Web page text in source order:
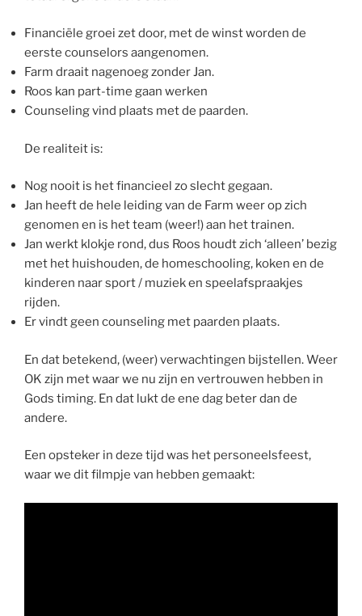
Financiële groei zet door, met de winst worden de
eerste counselors aangenomen.
Farm draait nagenoeg zonder Jan.
Roos kan part-time gaan werken
Counseling vind plaats met de paarden.
De realiteit is:
Nog nooit is het financieel zo slecht gegaan.
Jan heeft de hele leiding van de Farm weer op zich
genomen en is het team (weer!) aan het trainen.
Jan werkt klokje rond, dus Roos houdt zich ‘alleen’ bezig
met het huishouden, de homeschooling, koken en de
kinderen naar sport / muziek en speelafspraakjes
rijden.
Er vindt geen counseling met paarden plaats.
En dat betekend, (weer) verwachtingen bijstellen. Weer
OK zijn met waar we nu zijn en vertrouwen hebben in
Gods timing. En dat lukt de ene dag beter dan de
andere.
Een opsteker in deze tijd was het personeelsfeest,
waar we dit filmpje van hebben gemaakt: